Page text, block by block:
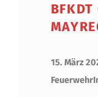
BFKDT
15. März